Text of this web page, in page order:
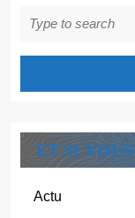
for:
ET SI
Actu